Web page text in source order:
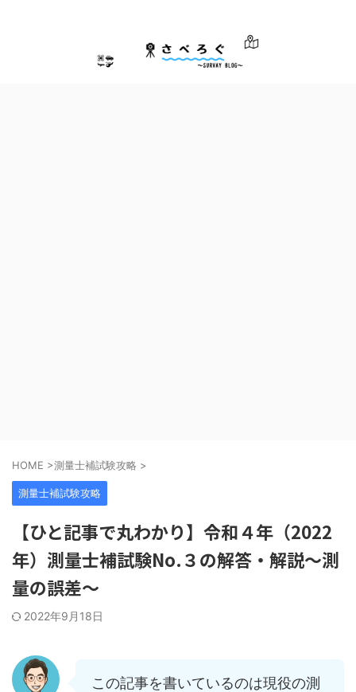
HOME >測量士補試験攻略 >
測量士補試験攻略
【ひと記事で丸わかり】令和４年（2022
年）測量士補試験No.３の解答・解説～測
量の誤差～
2022年9月18日
この記事を書いているのは現役の測